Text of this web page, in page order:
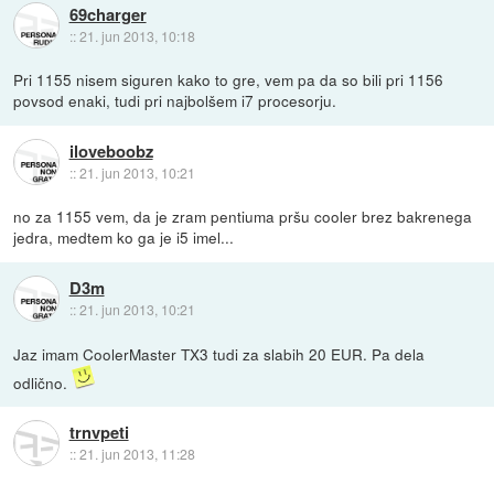
69charger
::21. jun 2013, 10:18
Pri 1155 nisem siguren kako to gre, vem pa da so bili pri 1156
povsod enaki, tudi pri najbolšem i7 procesorju.
iloveboobz
::21. jun 2013, 10:21
no za 1155 vem, da je zram pentiuma pršu cooler brez bakrenega
jedra, medtem ko ga je i5 imel...
D3m
::21. jun 2013, 10:21
Jaz imam CoolerMaster TX3 tudi za slabih 20 EUR. Pa dela
odlično.
trnvpeti
::21. jun 2013, 11:28